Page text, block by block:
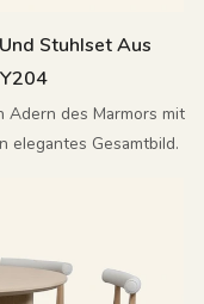
Stuhlset Aus
Adern des Marmors mit
elegantes Gesamtbild.